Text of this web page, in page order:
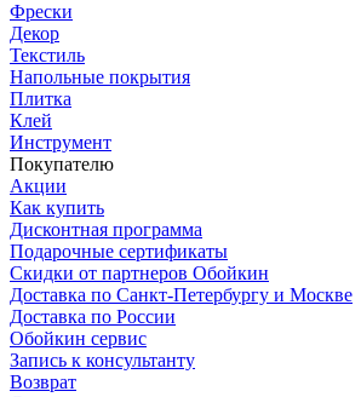
Фрески
Декор
Текстиль
Напольные покрытия
Плитка
Клей
Инструмент
Покупателю
Акции
Как купить
Дисконтная программа
Подарочные сертификаты
Скидки от партнеров Обойкин
Доставка по Санкт-Петербургу и Москве
Доставка по России
Обойкин сервис
Запись к консультанту
Возврат